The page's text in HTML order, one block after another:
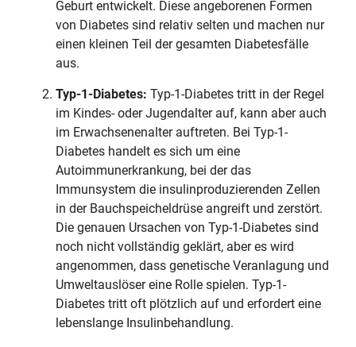
Geburt entwickelt. Diese angeborenen Formen
von Diabetes sind relativ selten und machen nur
einen kleinen Teil der gesamten Diabetesfälle
aus.
Typ-1-Diabetes: Typ-1-Diabetes tritt in der Regel
im Kindes- oder Jugendalter auf, kann aber auch
im Erwachsenenalter auftreten. Bei Typ-1-
Diabetes handelt es sich um eine
Autoimmunerkrankung, bei der das
Immunsystem die insulinproduzierenden Zellen
in der Bauchspeicheldrüse angreift und zerstört.
Die genauen Ursachen von Typ-1-Diabetes sind
noch nicht vollständig geklärt, aber es wird
angenommen, dass genetische Veranlagung und
Umweltauslöser eine Rolle spielen. Typ-1-
Diabetes tritt oft plötzlich auf und erfordert eine
lebenslange Insulinbehandlung.